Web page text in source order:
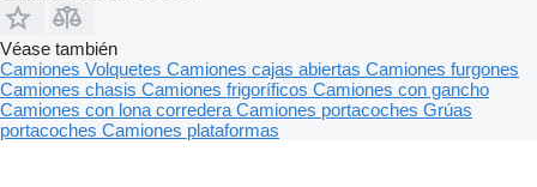
Véase también
Camiones Volquetes Camiones cajas abiertas Camiones furgones
Camiones chasis Camiones frigoríficos Camiones con gancho
Camiones con lona corredera Camiones portacoches Grúas
portacoches Camiones plataformas